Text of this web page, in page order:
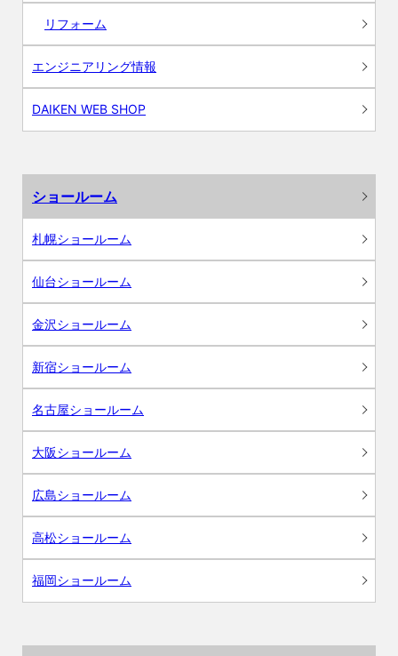
リフォーム
エンジニアリング情報
DAIKEN WEB SHOP
ショールーム
札幌ショールーム
仙台ショールーム
金沢ショールーム
新宿ショールーム
名古屋ショールーム
大阪ショールーム
広島ショールーム
高松ショールーム
福岡ショールーム